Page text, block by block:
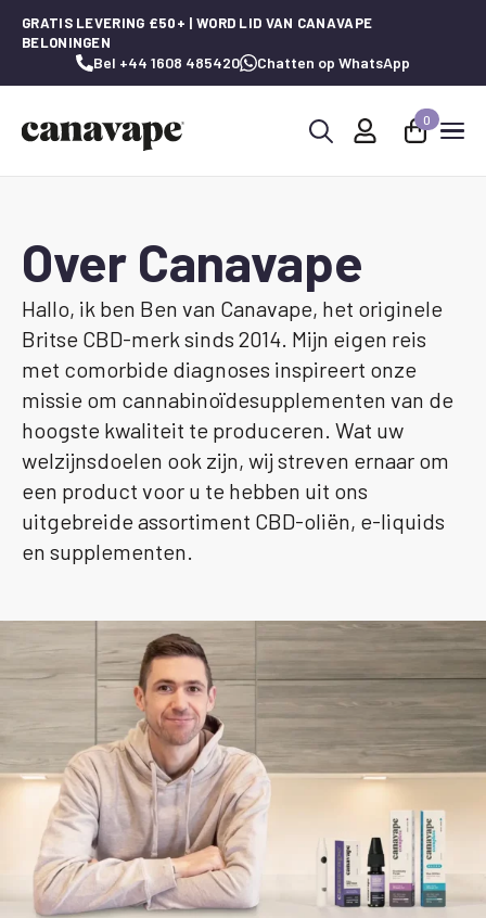
GRATIS LEVERING £50+ | WORD LID VAN CANAVAPE
BELONINGEN
Bel +44 1608 485420 Chatten op WhatsApp
0
Over Canavape
Hallo, ik ben Ben van Canavape, het originele
Britse CBD-merk sinds 2014. Mijn eigen reis
met comorbide diagnoses inspireert onze
missie om cannabinoïdesupplementen van de
hoogste kwaliteit te produceren. Wat uw
welzijnsdoelen ook zijn, wij streven ernaar om
een product voor u te hebben uit ons
uitgebreide assortiment CBD-oliën, e-liquids
en supplementen.